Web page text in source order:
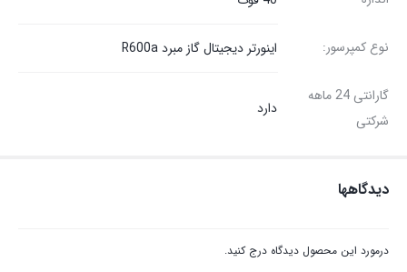
نوع کمپرسور: اینورتر دیجیتال گاز مبرد R600a
گارانتی 24 ماهه
شرکتی
دارد
دیدگاهها
درمورد این محصول دیدگاه درج کنید.